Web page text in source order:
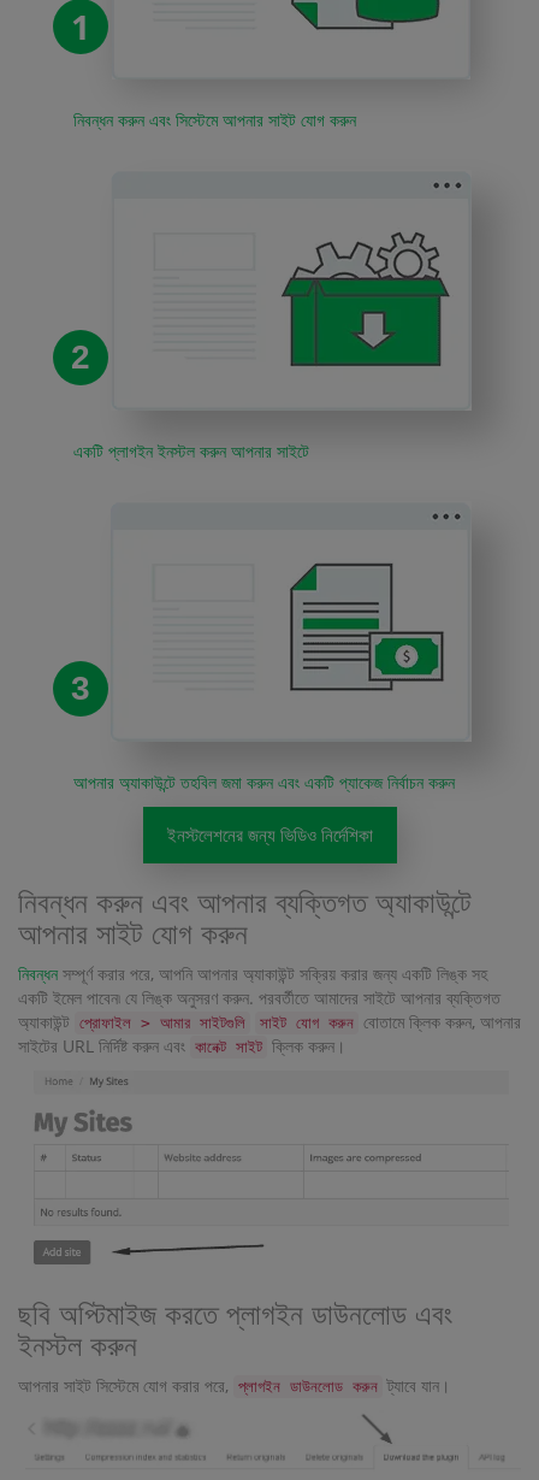
1
নিবন্ধন করুন এবং সিস্টেমে আপনার সাইট যোগ করুন
2
একটি প্লাগইন ইনস্টল করুন আপনার সাইটে
3
আপনার অ্যাকাউন্টে তহবিল জমা করুন এবং একটি প্যাকেজ নির্বাচন করুন
ইনস্টলেশনের জন্য ভিডিও নির্দেশিকা
নিবন্ধন করুন এবং আপনার ব্যক্তিগত অ্যাকাউন্টে
আপনার সাইট যোগ করুন
নিবন্ধন সম্পূর্ণ করার পরে, আপনি আপনার অ্যাকাউন্ট সক্রিয় করার জন্য একটি লিঙ্ক সহ
একটি ইমেল পাবেন৷ যে লিঙ্ক অনুসরণ করুন. পরবর্তীতে আমাদের সাইটে আপনার ব্যক্তিগত
অ্যাকাউন্ট প্রোফাইল > আমার সাইটগুলি সাইট যোগ করুন বোতামে ক্লিক করুন, আপনার
সাইটের URL নির্দিষ্ট করুন এবং কানেক্ট সাইট ক্লিক করুন।
ছবি অপ্টিমাইজ করতে প্লাগইন ডাউনলোড এবং
ইনস্টল করুন
আপনার সাইট সিস্টেমে যোগ করার পরে, প্লাগইন ডাউনলোড করুন ট্যাবে যান।